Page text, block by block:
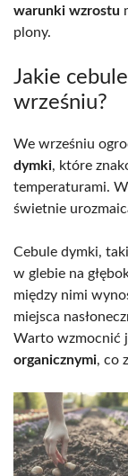
warunki wzrostu
plony.
Jakie
wrześniu?
We wrześniu
dymki, które
temperaturami.
świetnie
Cebule dymki,
w glebie na
między nimi
miejsca
Warto wzmocnić
organicznymi, co